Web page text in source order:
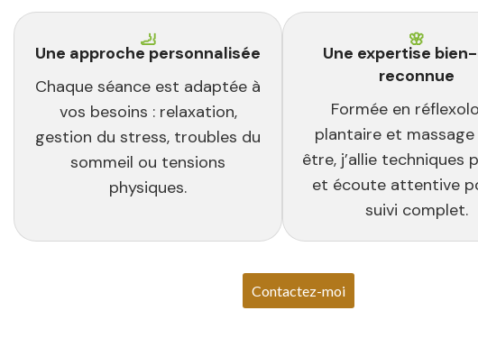
🦶
Une approche personnalisée
Chaque séance est adaptée à
vos besoins : relaxation,
gestion du stress, troubles du
sommeil ou tensions
physiques.
🌸
Une expertise
reconnue
Formée en
plantaire et
être, j’allie techniques
et écoute attentive
suivi complet.
Contactez-moi